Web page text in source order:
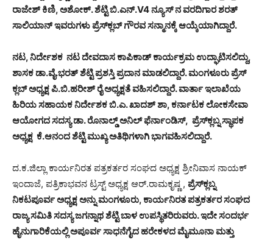
ರಾಜೇಶ್ ಕಿಣಿ, ಅಶೋಕ್. ಶೆಟ್ಟಿ ಬಿ.ಎನ್.V4 ನ್ಯೂಸ್ ನ ವರದಿಗಾರ ಶರತ್
ಸಾಲಿಯಾನ್ಇವರುಗಳು ಪ್ರೆಸ್‌ಕ್ಲಬ್ ಗೌರವ ಸನ್ಮಾನಕ್ಕೆ ಆಯ್ಕೆಯಾಗಿದ್ದಾರೆ.
ನಟ, ನಿರ್ದೇಶಕ ನಟ ದೇವದಾಸ ಕಾಪಿಕಾಡ್ ಕಾರ್ಯಕ್ರಮ ಉದ್ಘಾಟಿಸಲಿದ್ದು,
ಶಾಸಕ ಡಾ.ವೈ.ಭರತ್ ಶೆಟ್ಟಿ ಪ್ರಶಸ್ತಿ ಪ್ರದಾನ ಮಾಡಲಿದ್ದಾರೆ. ಮಂಗಳೂರು ಪ್ರೆಸ್
ಕ್ಲಬ್ ಅಧ್ಯಕ್ಷ ಪಿ.ಬಿ.ಹರೀಶ್ ರೈ ಅಧ್ಯಕ್ಷತೆ ವಹಿಸಲಿದ್ದಾರೆ. ವಾರ್ತಾ ಇಲಾಖೆಯ
ಹಿರಿಯ ಸಹಾಯಕ ನಿರ್ದೇಶಕ ಬಿ.ಎ. ಖಾದಶ್ ಶಾ, ಕರ್ನಾಟಕ ಲೋಕಸೇವಾ
ಆಯೋಗದ ಸದಸ್ಯ ಡಾ. ರೊನಾಲ್ಡ್ ಅನಿಲ್ ಫೆರ್ನಾಂಡಿಸ್, ಪ್ರೆಸ್‌ಕ್ಲಬ್ನ ಸ್ಥಾಪಕ
ಅಧ್ಯಕ್ಷ ಕೆ.ಆನಂದ ಶೆಟ್ಟಿ ಮುಖ್ಯ ಅತಿಥಿಗಳಾಗಿ ಭಾಗವಹಿಸಲಿದ್ದಾರೆ.
ದ.ಕ.ಜಿಲ್ಲಾ ಕಾರ್ಯನಿರತ ಪತ್ರಕರ್ತರ ಸಂಘದ ಅಧ್ಯಕ್ಷ ಶ್ರೀನಿವಾಸ ನಾಯಕ್
ಇಂದಾಜೆ, ಪತ್ರಿಕಾಭವನ ಟ್ರಸ್ಟ್ ಅಧ್ಯಕ್ಷ ಆರ್.ರಾಮಕೃಷ್ಣ , ಪ್ರೆಸ್‌ಕ್ಲಬ್ನ
ನಿಕಟಪೂರ್ವ ಅಧ್ಯಕ್ಷ ಅನ್ನು ಮಂಗಳೂರು, ಕಾರ್ಯನಿರತ ಪತ್ರಕರ್ತರ ಸಂಘದ
ರಾಜ್ಯ ಸಮಿತಿ ಸದಸ್ಯ ಜಗನ್ನಾಥ ಶೆಟ್ಟಿ ಬಾಳ ಉಪಸ್ಥಿತರಿರುವರು. ಇದೇ ಸಂದರ್ಭ
ಹೈನುಗಾರಿಕೆಯಲ್ಲಿ ಅಪೂರ್ವ ಸಾಧನೆಗೈದ ಹರೇಕಳದ ಮೈಮೂನಾ ಮತ್ತು